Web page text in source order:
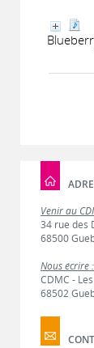
Venir au
34 rue des
68500
Nous écrire :
CDMC -
68502